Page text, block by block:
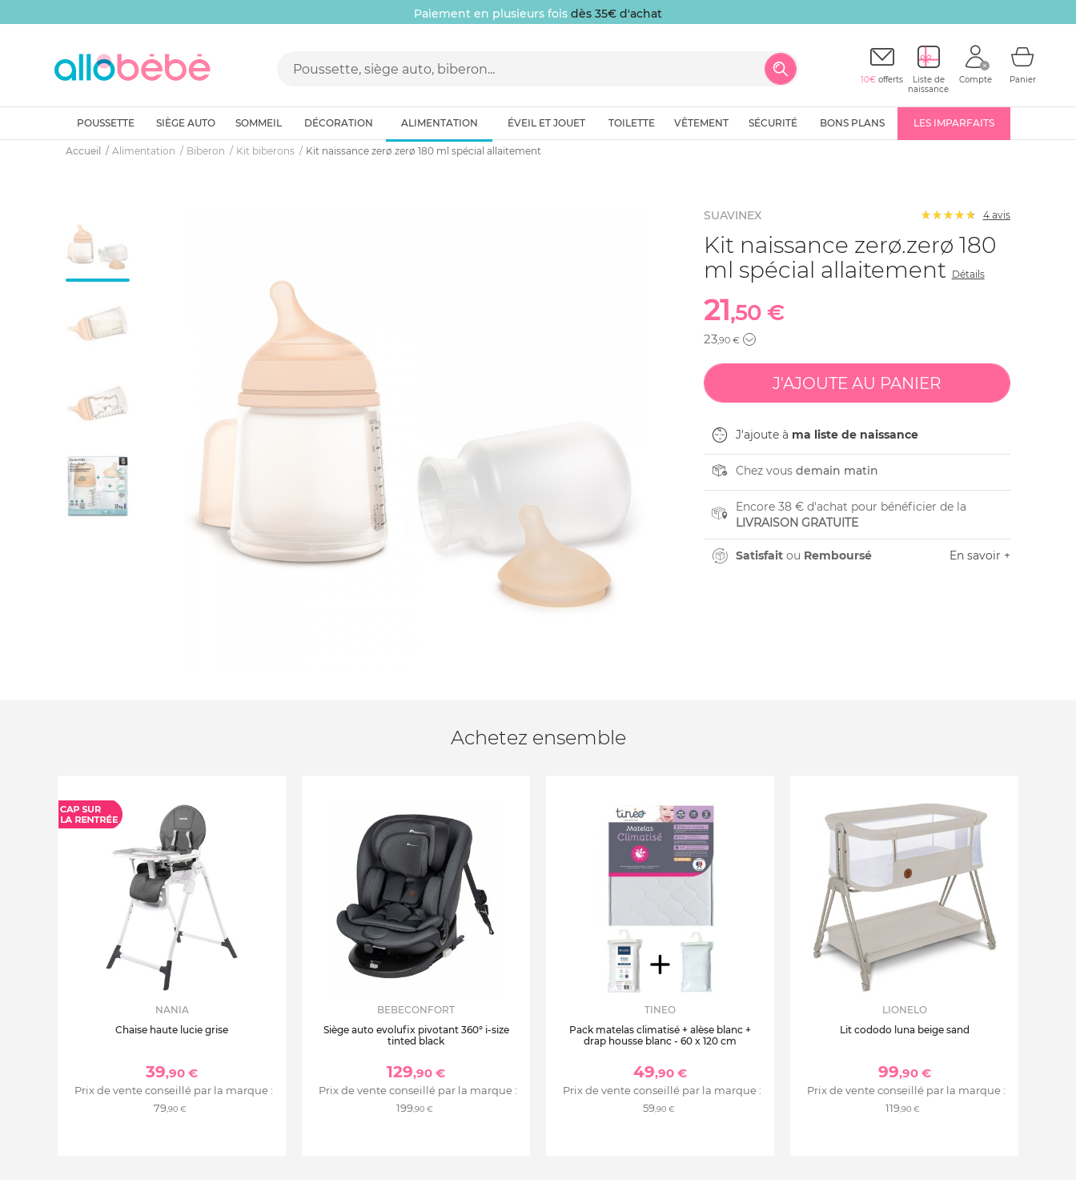
Paiement en plusieurs fois dès 35€ d'achat
10€ offerts
Liste de
naissance
Compte Panier
POUSSETTE SIÈGE AUTO SOMMEIL DÉCORATION ALIMENTATION ÉVEIL ET JOUET TOILETTE VÊTEMENT SÉCURITÉ BONS PLANS LES IMPARFAITS
Accueil Alimentation Biberon Kit biberons Kit naissance zerø.zerø 180 ml spécial allaitement
SUAVINEX 4avis
Kit naissance zerø.zerø 180
ml spécial allaitement Détails
21,50 €
23,90 €
J'ajoute à ma liste de naissance
Chez vous demain matin
Encore 38 € d'achat pour bénéficier de la
LIVRAISON GRATUITE
Satisfaitou Remboursé En savoir +
Achetez ensemble
NANIA
Chaise haute lucie grise
39,90 €
Prix de vente conseillé par la marque :
79,90 €
BEBECONFORT
Siège auto evolufix pivotant 360° i-size
tinted black
129,90 €
Prix de vente conseillé par la marque :
199,90 €
TINEO
Pack matelas climatisé + alèse blanc +
drap housse blanc - 60 x 120 cm
49,90 €
Prix de vente conseillé par la marque :
59,90 €
LIONELO
Lit cododo luna beige sand
99,90 €
Prix de vente conseillé par la marque :
119,90 €